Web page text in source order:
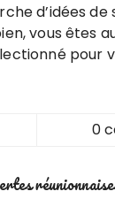
vous êtes
pour
0